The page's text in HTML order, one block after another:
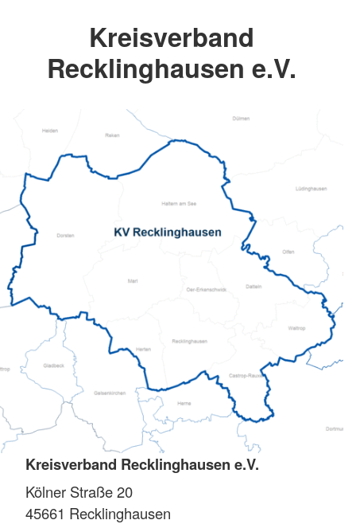
Kreisverband
Recklinghausen e.V.
Kreisverband Recklinghausen e.V.
Kölner Straße 20
45661 Recklinghausen